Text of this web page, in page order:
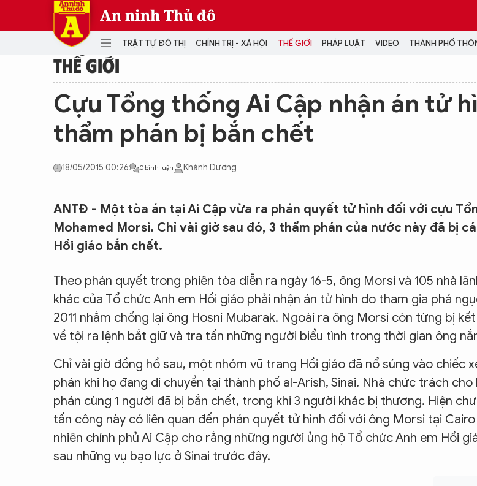
An ninh Thủ đô
TRẬT TỰ ĐÔ THỊ CHÍNH TRỊ - XÃ HỘI THẾ GIỚI PHÁP LUẬT VIDEO THÀNH PHỐ
TRẬT TỰ ĐÔ THỊ CHÍNH TRỊ - XÃ HỘI
Đại hội Đảng
THẾ GIỚI PHÁP LUẬT
THÀNH PHỐ THÔNG MINH
THỂ THAO
SỐNG Ở HÀ NỘI
KINH DOANH
MULTIMEDIA
Podcast
Video
CON ĐƯỜNG KHỞI NGHIỆP
LỊCH
THẾ GIỚI
Cựu Tổng thống Ai Cập nhận án tử
thẩm phán bị bắn chết
18/05/2015 00:26 0 bình luận Khánh Dương
ANTĐ - Một tòa án tại Ai Cập vừa ra phán quyết tử hình đối với cựu
Mohamed Morsi. Chỉ vài giờ sau đó, 3 thẩm phán của nước này đã bị
Hồi giáo bắn chết.
Theo phán quyết trong phiên tòa diễn ra ngày 16-5, ông Morsi và 105 nhà
khác của Tổ chức Anh em Hồi giáo phải nhận án tử hình do tham gia phá
2011 nhằm chống lại ông Hosni Mubarak. Ngoài ra ông Morsi còn từng bị
về tội ra lệnh bắt giữ và tra tấn những người biểu tình trong thời gian ông
Chỉ vài giờ đồng hồ sau, một nhóm vũ trang Hồi giáo đã nổ súng vào chiếc
phán khi họ đang di chuyển tại thành phố al-Arish, Sinai. Nhà chức trách cho
phán cùng 1 người đã bị bắn chết, trong khi 3 người khác bị thương. Hiện
tấn công này có liên quan đến phán quyết tử hình đối với ông Morsi tại
nhiên chính phủ Ai Cập cho rằng những người ủng hộ Tổ chức Anh em Hồi
sau những vụ bạo lực ở Sinai trước đây.